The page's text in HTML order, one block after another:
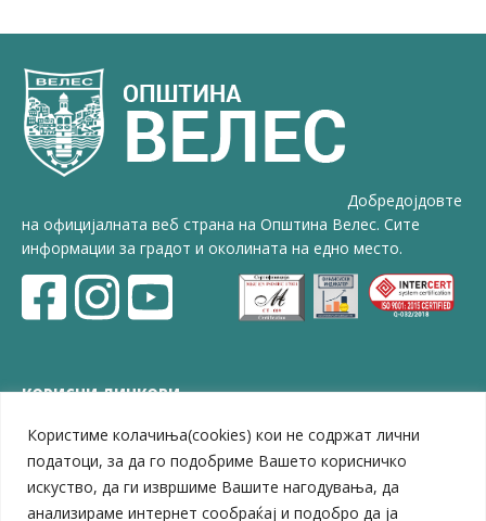
Користиме колачиња(cookies) кои не содржат лични
податоци, за да го подобриме Вашето корисничко
искуство, да ги извршиме Вашите нагодувања, да
анализираме интернет сообраќај и подобро да ја
Добредојдовте
на официјалната веб страна на Општина Велес. Сите
информации за градот и околината на едно место.
КОРИСНИ ЛИНКОВИ
ЗЕЛС – Заедница на единиците на локална самоуправа
Центар за развој на Вардарски плански регион
Јавно комунално претпријатие „Дервен“
ЈПССО „Парк – спорт и паркинзи“